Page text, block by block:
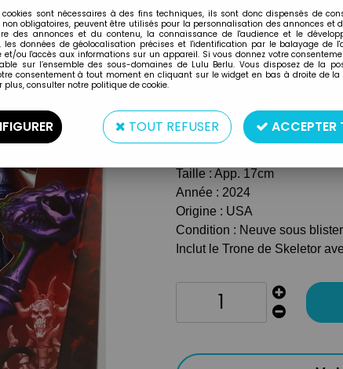
Mattel
LES MAITRES DE
ETERNIA
119,99 €TTC
Réf. :AR0039555
Type : Figurine articulée
Taille : App. 17cm
Année : 2024
Origine : USA
Condition : Neuve sous
Inclut le Trone de Skeletor
cookies sont nécessaires à des fins techniques, ils sont donc dispensés de
non obligatoires, peuvent être utilisés pour la personnalisation des annonces et
des annonces et du contenu, la connaissance de l'audience et le
les données de géolocalisation précises et l'identification par le balayage de
et/ou l'accès aux informations sur un appareil. Si vous donnez votre
sur l’ensemble des sous-domaines de Lulu Berlu. Vous disposez de la
consentement à tout moment en cliquant sur le widget en bas à droite de la
plus, consulter notre politique de cookie.
TOUT REFUSER ACCEPTER